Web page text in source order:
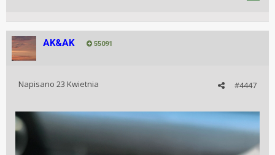
AK&AK 55091
#4447
Napisano 23 Kwietnia